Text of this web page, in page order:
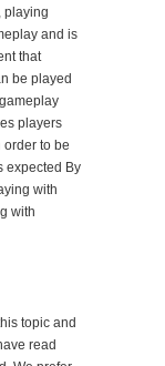
playing
and is
that
be played
players
order to be
expected By
with
with
topic and
read